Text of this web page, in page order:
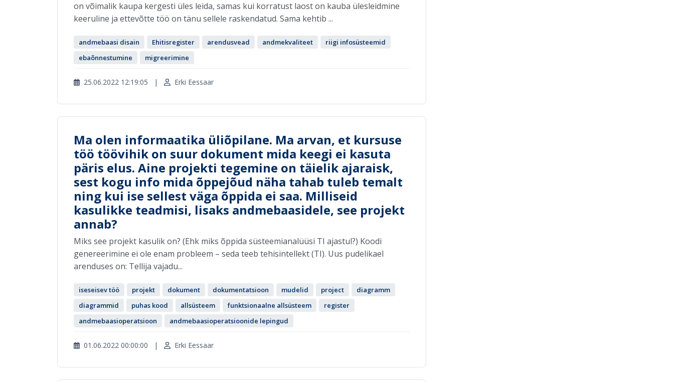
on võimalik kaupa kergesti üles leida, samas kui korratust laost on kauba ülesleidmine
keeruline ja ettevõtte töö on tänu sellele raskendatud. Sama kehtib ...
andmebaasi disain Ehitisregister arendusvead andmekvaliteet
riigi infosüsteemid
ebaõnnestumine
migreerimine
25.06.2022 12:19:05 | Erki Eessaar
Ma olen informaatika üliõpilane. Ma arvan, et kursuse
töö töövihik on suur dokument mida keegi ei kasuta
päris elus. Aine projekti tegemine on täielik ajaraisk,
sest kogu info mida õppejõud näha tahab tuleb temalt
ning kui ise sellest väga õppida ei saa. Milliseid
kasulikke teadmisi, lisaks andmebaasidele, see projekt
annab?
Miks see projekt kasulik on? (Ehk miks õppida süsteemianalüüsi TI ajastul?) Koodi
genereerimine ei ole enam probleem – seda teeb tehisintellekt (TI). Uus pudelikael
arenduses on: Tellija vajadu...
iseseisev töö projekt dokument dokumentatsioon mudelid project
diagramm
diagrammid
puhas kood allsüsteem funktsionaalne allsüsteem
register
andmebaasioperatsioon
andmebaasioperatsioonide lepingud
01.06.2022 00:00:00 | Erki Eessaar